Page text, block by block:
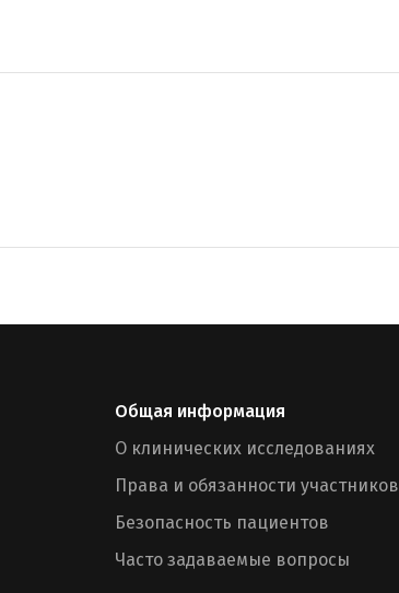
Общая информация
О клинических исследованиях
Права и обязанности участников
Безопасность пациентов
Часто задаваемые вопросы